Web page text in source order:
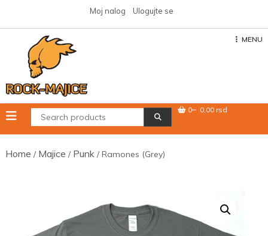
content
Moj nalog Ulogujte se
MENU
0 0,00 rsd
Home / Majice / Punk/ Ramones (Grey)